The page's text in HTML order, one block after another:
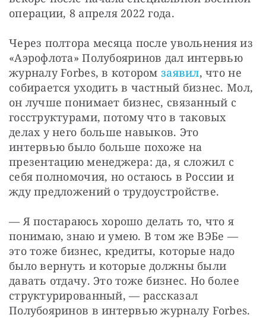
операции, 8 апреля 2022 года.
Через полтора месяца после увольнения из
«Аэрофлота» Полубояринов дал интервью
журналу Forbes, в котором заявил, что не
собирается уходить в частный бизнес. Мол,
он лучше понимает бизнес, связанный с
госструктурами, потому что в таковых
делах у него больше навыков. Это
интервью было больше похоже на
презентацию менеджера: да, я сложил с
себя полномочия, но остаюсь в России и
жду предложений о трудоустройстве.
— Я постараюсь хорошо делать то, что я
понимаю, знаю и умею. В том же ВЭБе —
это тоже бизнес, кредиты, которые надо
было вернуть и которые должны были
давать отдачу. Это тоже бизнес. Но более
структурированный, — рассказал
Полубояринов в интервью журналу Forbes.